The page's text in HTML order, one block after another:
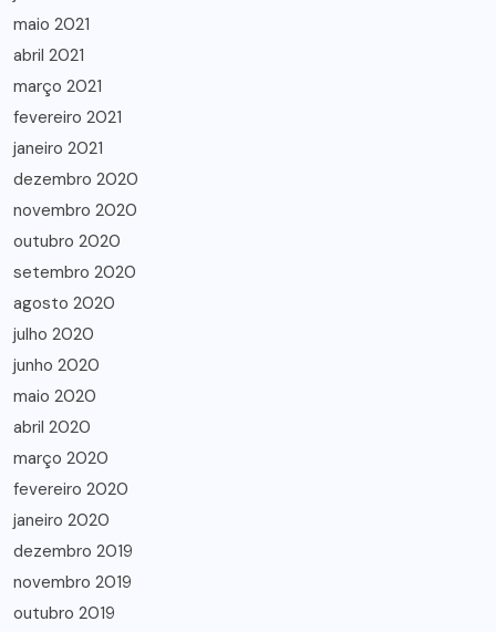
maio 2021
abril 2021
março 2021
fevereiro 2021
janeiro 2021
dezembro 2020
novembro 2020
outubro 2020
setembro 2020
agosto 2020
julho 2020
junho 2020
maio 2020
abril 2020
março 2020
fevereiro 2020
janeiro 2020
dezembro 2019
novembro 2019
outubro 2019